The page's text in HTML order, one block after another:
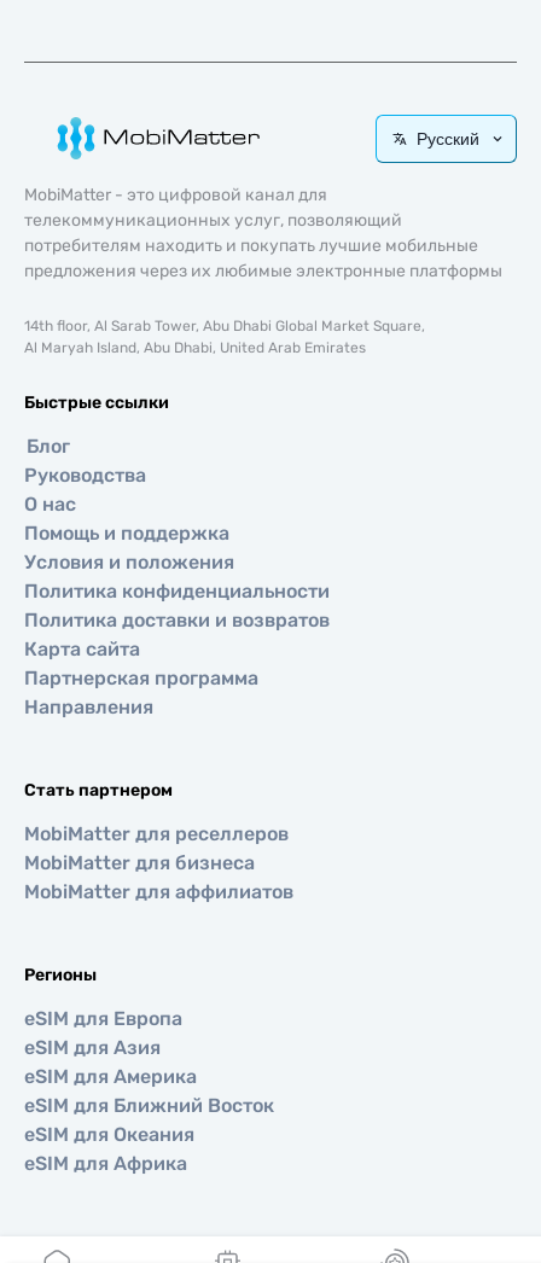
Русский
MobiMatter - это цифровой канал для
телекоммуникационных услуг, позволяющий
потребителям находить и покупать лучшие мобильные
предложения через их любимые электронные платформы
14th floor, Al Sarab Tower, Abu Dhabi Global Market Square,
Al Maryah Island, Abu Dhabi, United Arab Emirates
Быстрые ссылки
Блог
Руководства
О нас
Помощь и поддержка
Условия и положения
Политика конфиденциальности
Политика доставки и возвратов
Карта сайта
Партнерская программа
Направления
Стать партнером
MobiMatter для реселлеров
MobiMatter для бизнеса
MobiMatter для аффилиатов
Регионы
eSIM для Европа
eSIM для Азия
eSIM для Америка
eSIM для Ближний Восток
eSIM для Океания
eSIM для Африка
Страны